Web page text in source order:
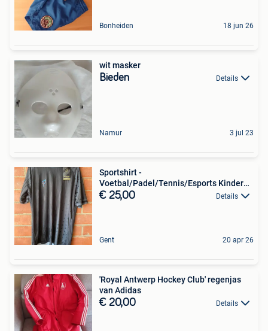
Bonheiden 18 jun 26
wit masker
Bieden Details
Namur 3 jul 23
Sportshirt -
Voetbal/Padel/Tennis/Esports Kinderen
- Unisex
€ 25,00 Details
Gent 20 apr 26
'Royal Antwerp Hockey Club' regenjas
van Adidas
€ 20,00 Details